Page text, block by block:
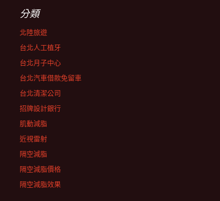
分類
北陸旅遊
台北人工植牙
台北月子中心
台北汽車借款免留車
台北清潔公司
招牌設計銀行
肌動減脂
近視雷射
隔空減脂
隔空減脂價格
隔空減脂效果